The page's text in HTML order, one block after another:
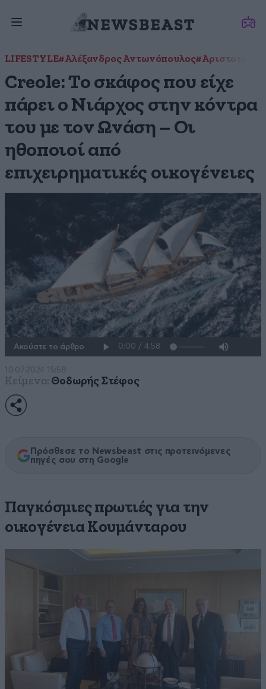
LIFESTYLE#Αλέξανδρος Αντωνόπουλος
Creole: Το σκάφος που είχε
πάρει ο Νιάρχος στην κόντρα
του με τον Ωνάση – Οι
ηθοποιοί από
επιχειρηματικές οικογένειες
Ακούστε το άρθρο
10·07·2024 15:58
Κείμενο: Θοδωρής Στέφος
Πρόσθεσε το Newsbeast στις προτεινόμενες
πηγές σου στη Google
Παγκόσμιες πρωτιές για την
οικογένεια Κουμάνταρου